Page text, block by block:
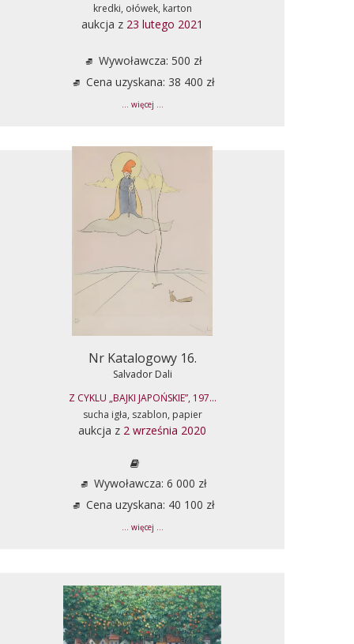
kredki, ołówek, karton
aukcja z 23 lutego 2021
Wywoławcza: 500 zł
Cena uzyskana: 38 400 zł
... więcej ...
Nr Katalogowy 16.
Salvador Dali
Z CYKLU „BAJKI JAPOŃSKIE”, 197...
sucha igła, szablon, papier
aukcja z 2 września 2020
Wywoławcza: 6 000 zł
Cena uzyskana: 40 100 zł
... więcej ...